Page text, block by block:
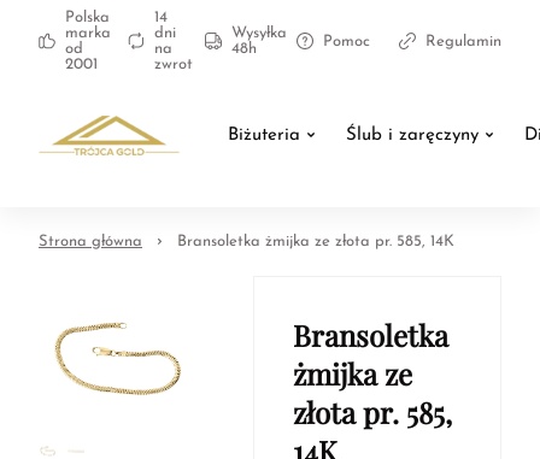
Polska
marka
od
2001
14
dni
na
zwrot
Wysyłka
48h
Pomoc Regulamin
Biżuteria Ślub i zaręczyny
Strona główna Bransoletka żmijka ze złota pr. 585, 14K
Bransoletka
żmijka ze
złota pr. 585,
14K